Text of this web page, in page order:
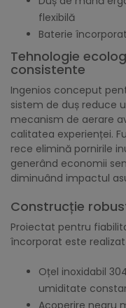
flexibilă
Baterie
Tehnologie
consistente
Ingenios conceput
sistem de duș reduce
mecanism de aerare
calitatea experienței.
rece elimină pornirile
generând economii
diminuând impactul
Construcție
Proiectat pentru
încorporat este realizat
Oțel inoxidabil
umiditate